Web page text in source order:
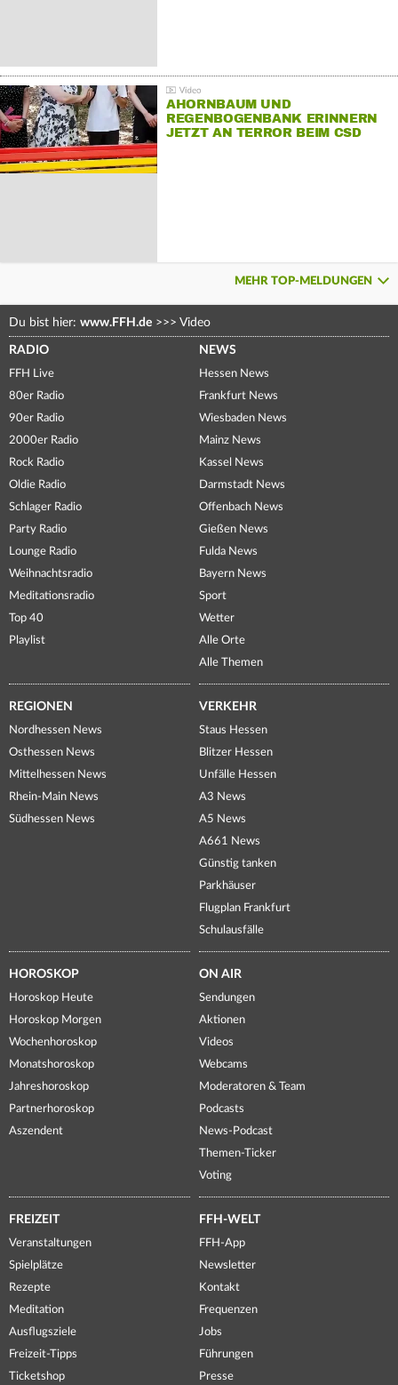
AHORNBAUM UND
REGENBOGENBANK ERINNERN
JETZT AN TERROR BEIM CSD
MEHR TOP-MELDUNGEN
Du bist hier: www.FFH.de >>> Video
RADIO
FFH Live
80er Radio
90er Radio
2000er Radio
Rock Radio
Oldie Radio
Schlager Radio
Party Radio
Lounge Radio
Weihnachtsradio
Meditationsradio
Top 40
Playlist
NEWS
Hessen News
Frankfurt News
Wiesbaden News
Mainz News
Kassel News
Darmstadt News
Offenbach News
Gießen News
Fulda News
Bayern News
Sport
Wetter
Alle Orte
Alle Themen
REGIONEN
Nordhessen News
Osthessen News
Mittelhessen News
Rhein-Main News
Südhessen News
VERKEHR
Staus Hessen
Blitzer Hessen
Unfälle Hessen
A3 News
A5 News
A661 News
Günstig tanken
Parkhäuser
Flugplan Frankfurt
Schulausfälle
HOROSKOP
Horoskop Heute
Horoskop Morgen
Wochenhoroskop
Monatshoroskop
Jahreshoroskop
Partnerhoroskop
Aszendent
ON AIR
Sendungen
Aktionen
Videos
Webcams
Moderatoren & Team
Podcasts
News-Podcast
Themen-Ticker
Voting
FREIZEIT
Veranstaltungen
Spielplätze
Rezepte
Meditation
Ausflugsziele
Freizeit-Tipps
Ticketshop
FFH-WELT
FFH-App
Newsletter
Kontakt
Frequenzen
Jobs
Führungen
Presse